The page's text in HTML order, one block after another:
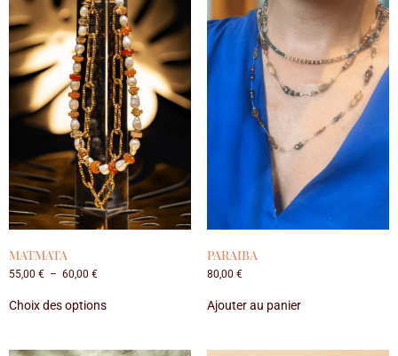
MATMATA
55,00 € – 60,00 €
Choix des options
PARAIBA
80,00 €
Ajouter au panier